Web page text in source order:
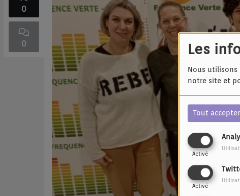
Les
Nous utilisons
notre site et
Tout accepter
Activé
Activé
0
0